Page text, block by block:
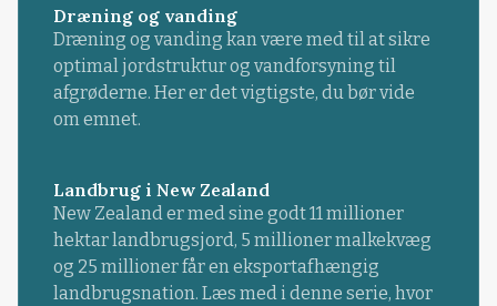
Dræning og vanding
Dræning og vanding kan være med til at sikre
optimal jordstruktur og vandforsyning til
afgrøderne. Her er det vigtigste, du bør vide
om emnet.
Landbrug i New Zealand
New Zealand er med sine godt 11 millioner
hektar landbrugsjord, 5 millioner malkekvæg
og 25 millioner får en eksportafhængig
landbrugsnation. Læs med i denne serie, hvor